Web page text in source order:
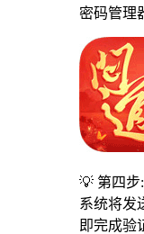
密码管理
💡 第四步
系统将发
即完成验